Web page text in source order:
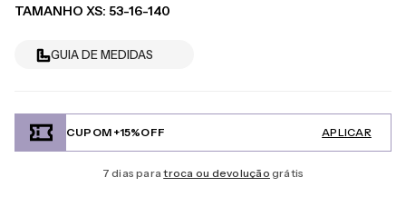
TAMANHO XS: 53-16-140
GUIA DE MEDIDAS
CUPOM +15%OFF APLICAR
7 dias paratroca ou devolução grátis